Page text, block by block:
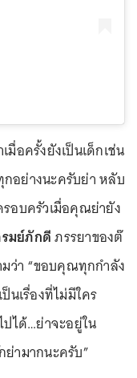
อครั้งยังเป็นเด็กเช่น
อย่างนะครับย่า หลับ
อบครัวเมื่อคุณย่ายัง
มย์ภักดีภรรยาของต๊
ว่า “ขอบคุณทุกกำลัง
นเรื่องที่ไม่มีใคร
ได้…ย่าจะอยู่ใน
ามากนะครับ”